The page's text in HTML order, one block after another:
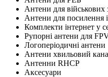
Антени для військових
Антени для посилення
Комплекти інтернет у
Рупорні антени для
Логоперіодичні антени
Антени хвильовий
Антенни RHCP
Аксесуари